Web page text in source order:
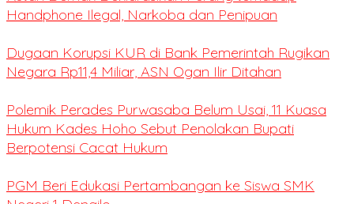
Handphone Ilegal, Narkoba dan Penipuan
Dugaan Korupsi KUR di Bank Pemerintah Rugikan
Negara Rp11,4 Miliar, ASN Ogan Ilir Ditahan
Polemik Perades Purwasaba Belum Usai, 11 Kuasa
Hukum Kades Hoho Sebut Penolakan Bupati
Berpotensi Cacat Hukum
PGM Beri Edukasi Pertambangan ke Siswa SMK